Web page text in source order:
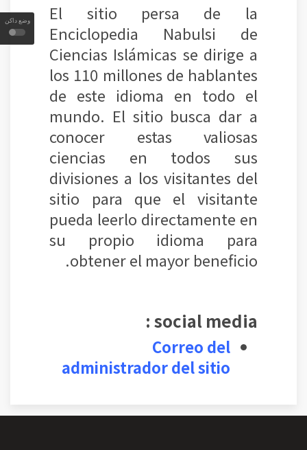
وضع داكن
El sitio persa de la
Enciclopedia Nabulsi de
Ciencias Islámicas se dirige a
los 110 millones de hablantes
de este idioma en todo el
mundo. El sitio busca dar a
conocer estas valiosas
ciencias en todos sus
divisiones a los visitantes del
sitio para que el visitante
pueda leerlo directamente en
su propio idioma para
obtener el mayor beneficio.
social media :
Correo del
administrador del sitio